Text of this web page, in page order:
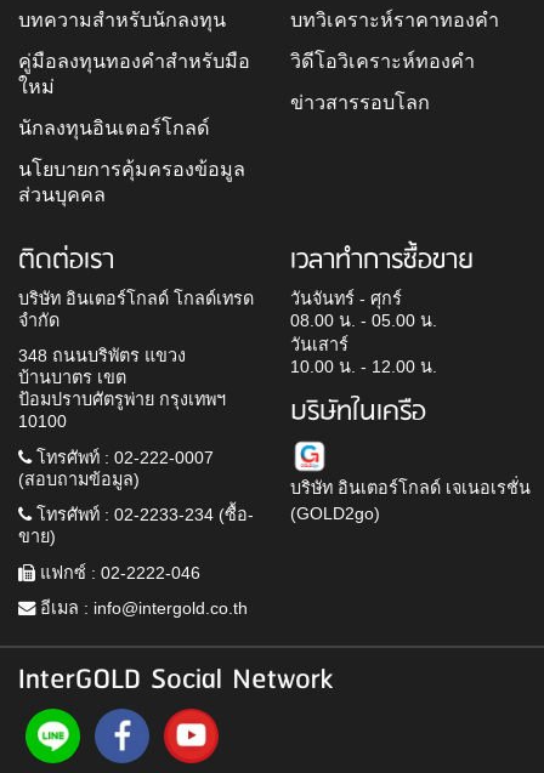
บทความสำหรับนักลงทุน
คู่มือลงทุนทองคำสำหรับมือ
ใหม่
นักลงทุนอินเตอร์โกลด์
นโยบายการคุ้มครองข้อมูล
ส่วนบุคคล
บทวิเคราะห์ราคาทองคำ
วิดีโอวิเคราะห์ทองคำ
ข่าวสารรอบโลก
ติดต่อเรา
บริษัท อินเตอร์โกลด์ โกลด์เทรด
จำกัด
348 ถนนบริพัตร แขวง
บ้านบาตร เขต
ป้อมปราบศัตรูพ่าย กรุงเทพฯ
10100
โทรศัพท์ : 02-222-0007
(สอบถามข้อมูล)
โทรศัพท์ : 02-2233-234 (ซื้อ-
ขาย)
แฟกซ์ : 02-2222-046
อีเมล : info@intergold.co.th
เวลาทำการซื้อขาย
วันจันทร์ - ศุกร์
08.00 น. - 05.00 น.
วันเสาร์
10.00 น. - 12.00 น.
บริษัทในเครือ
บริษัท อินเตอร์โกลด์ เจเนอเรชั่น
(GOLD2go)
InterGOLD Social Network